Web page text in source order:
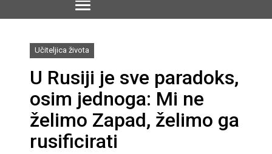
Učiteljica života
U Rusiji je sve paradoks,
osim jednoga: Mi ne
želimo Zapad, želimo ga
rusificirati